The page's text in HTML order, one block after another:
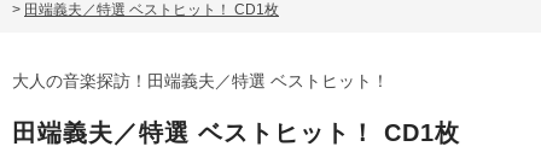
> 田端義夫／特選 ベストヒット！ CD1枚
大人の音楽探訪！田端義夫／特選 ベストヒット！
田端義夫／特選 ベストヒット！ CD1枚